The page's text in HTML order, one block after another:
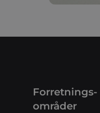
Forretnings­
områder